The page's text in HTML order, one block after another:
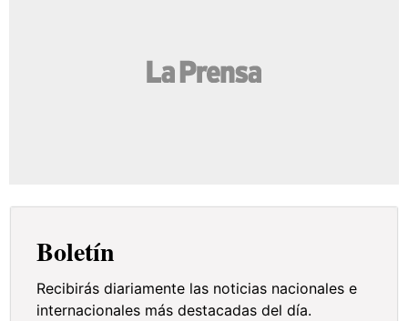
Boletín
Recibirás diariamente las noticias nacionales e
internacionales más destacadas del día.